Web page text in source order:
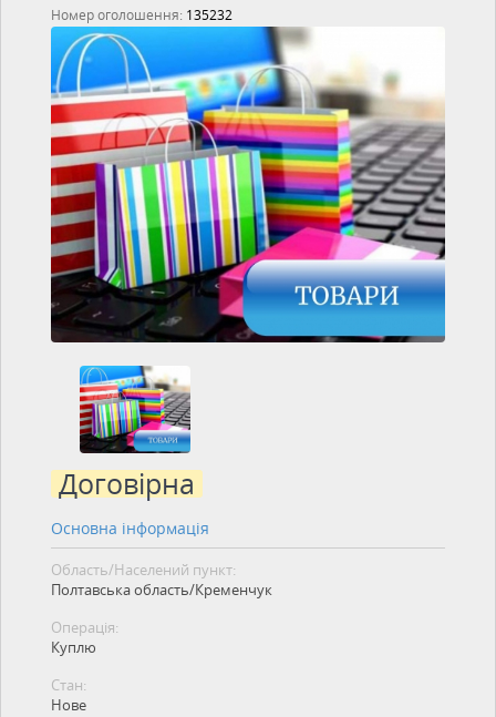
Номер оголошення: 135232
Договірна
Основна інформація
Область/Населений пункт:
Полтавська область/Кременчук
Операція:
Куплю
Стан:
Нове